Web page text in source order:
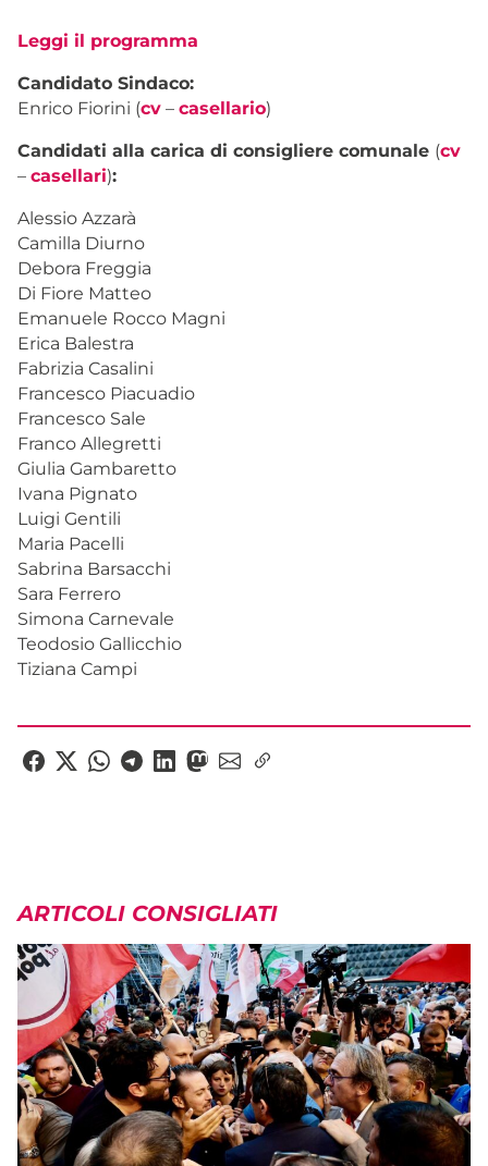
Leggi il programma
Candidato Sindaco:
Enrico Fiorini (cv – casellario)
Candidati alla carica di consigliere comunale (cv
– casellari):
Alessio Azzarà
Camilla Diurno
Debora Freggia
Di Fiore Matteo
Emanuele Rocco Magni
Erica Balestra
Fabrizia Casalini
Francesco Piacuadio
Francesco Sale
Franco Allegretti
Giulia Gambaretto
Ivana Pignato
Luigi Gentili
Maria Pacelli
Sabrina Barsacchi
Sara Ferrero
Simona Carnevale
Teodosio Gallicchio
Tiziana Campi
ARTICOLI CONSIGLIATI